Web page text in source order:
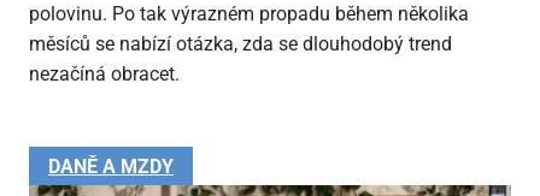
polovinu. Po tak výrazném propadu během několika
měsíců se nabízí otázka, zda se dlouhodobý trend
nezačíná obracet.
DANĚ A MZDY